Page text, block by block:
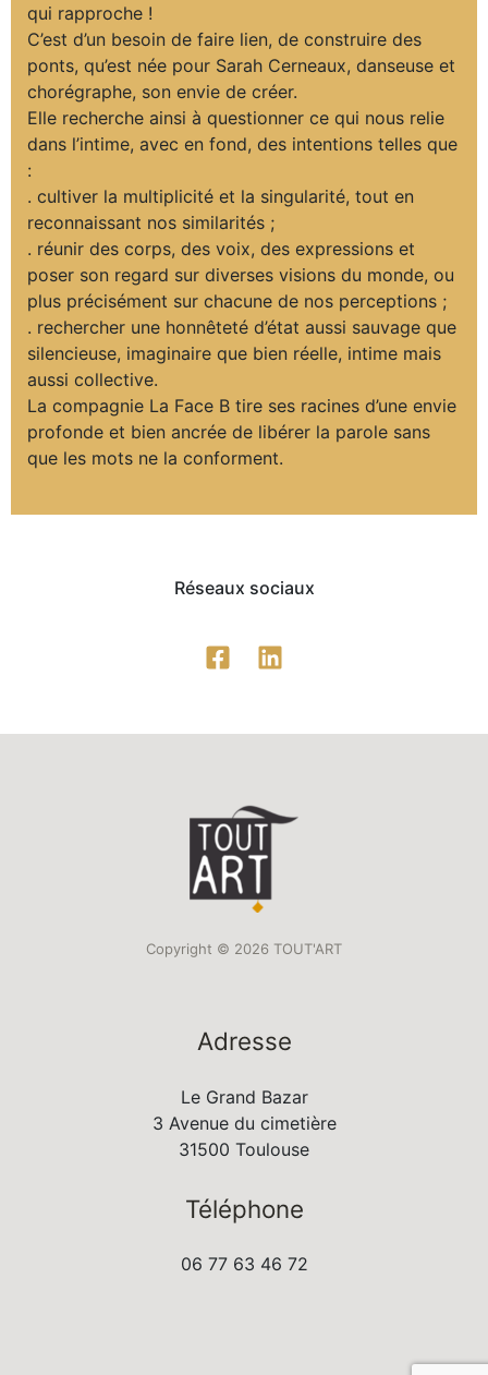
qui rapproche !
C’est d’un besoin de faire lien, de construire des
ponts, qu’est née pour Sarah Cerneaux, danseuse et
chorégraphe, son envie de créer.
Elle recherche ainsi à questionner ce qui nous relie
dans l’intime, avec en fond, des intentions telles que
:
. cultiver la multiplicité et la singularité, tout en
reconnaissant nos similarités ;
. réunir des corps, des voix, des expressions et
poser son regard sur diverses visions du monde, ou
plus précisément sur chacune de nos perceptions ;
. rechercher une honnêteté d’état aussi sauvage que
silencieuse, imaginaire que bien réelle, intime mais
aussi collective.
La compagnie La Face B tire ses racines d’une envie
profonde et bien ancrée de libérer la parole sans
que les mots ne la conforment.
Réseaux sociaux
Copyright © 2026 TOUT'ART
Adresse
Le Grand Bazar
3 Avenue du cimetière
31500 Toulouse
Téléphone
06 77 63 46 72